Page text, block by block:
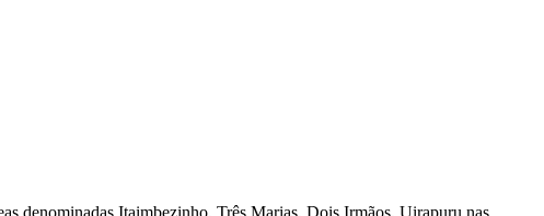
denominadas Itaimbezinho, Três Marias, Dois Irmãos, Uirapuru nas